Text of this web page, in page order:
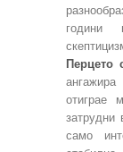
години
Перцето
отиграе
затрудни
само